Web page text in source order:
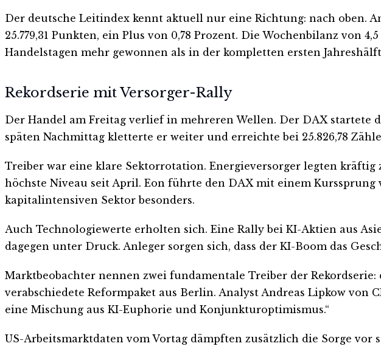
Der deutsche Leitindex kennt aktuell nur eine Richtung: nach oben.
25.779,31 Punkten, ein Plus von 0,78 Prozent. Die Wochenbilanz von
Handelstagen mehr gewonnen als in der kompletten ersten
Rekordserie mit Versorger-Rally
Der Handel am Freitag verlief in mehreren Wellen. Der DAX startete
späten Nachmittag kletterte er weiter und erreichte bei 25.826,78
Treiber war eine klare Sektorrotation. Energieversorger legten
höchste Niveau seit April. Eon führte den DAX mit einem
kapitalintensiven Sektor besonders.
Auch Technologiewerte erholten sich. Eine Rally bei KI-Aktien aus
dagegen unter Druck. Anleger sorgen sich, dass der KI-Boom das
Marktbeobachter nennen zwei fundamentale Treiber der
verabschiedete Reformpaket aus Berlin. Analyst Andreas Lipkow
eine Mischung aus KI-Euphorie und Konjunkturoptimismus.“
US-Arbeitsmarktdaten vom Vortag dämpften zusätzlich die Sorge